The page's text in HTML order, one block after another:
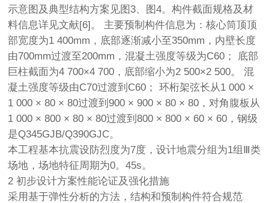
示意图及典型结构方案见图3、图4。构件截面规格及材
料信息详见文献[6]。 主要预制构件信息为：核心筒顶顶
部宽度为1 400mm，底部逐渐减小至350mm，内壁长度
由700mm过渡至200mm，混凝土强度等级为C60； 底部
巨柱截面为4 700×4 700，底部缩小为2 500×2 500。 混
凝土强度等级由C70过渡到C60； 环桁架弦长从1 000 ×
1 000 × 80 × 80过渡到900 × 900 × 80 × 80，对角腹板从
1 000 × 800 × 80 × 80过渡到800 × 800 × 60 × 60，钢级
是Q345GJB/Q390GJC。
本工程基本抗震设防烈度为7度，设计地震分组为1组Ⅲ类
场地，场地特征周期为0。45s。
2 初步设计方案性能论证及强化措施
采用基于弹性分析的方法，结构和预制构件符合规范